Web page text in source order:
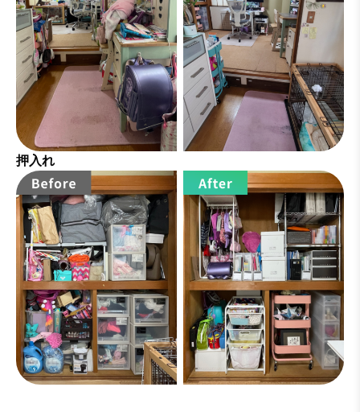
押入れ